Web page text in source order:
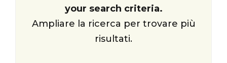
your search criteria.
Ampliare la ricerca per trovare più
risultati.